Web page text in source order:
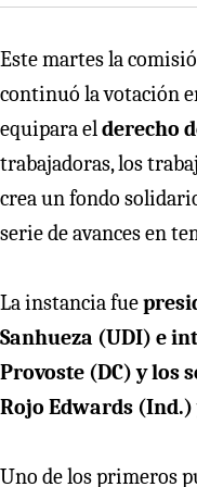
Este martes la
continuó la votación
equipara elderecho
trabajadoras, los
crea un fondo
serie de avances en
La instancia fue
Sanhueza (UDI) e
Provoste (DC) y los
Rojo Edwards
Uno de los primeros